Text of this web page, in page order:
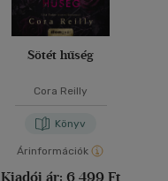
Sötét hűség
Cora Reilly
Könyv
Árinformációk
Kiadói ár: 6 499 Ft